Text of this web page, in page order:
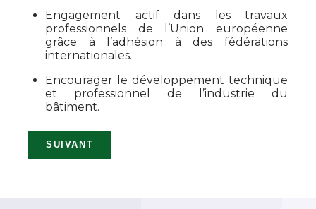
Engagement actif dans les travaux
professionnels de l’Union européenne
grâce à l’adhésion à des fédérations
internationales.
Encourager le développement technique
et professionnel de l’industrie du
bâtiment.
SUIVANT